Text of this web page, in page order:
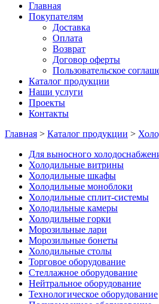
Главная
Покупателям
Доставка
Оплата
Возврат
Договор оферты
Пользовательское
Каталог продукции
Наши услуги
Проекты
Контакты
Главная > Каталог продукции >
Для выносного
Холодильные витрины
Холодильные шкафы
Холодильные моноблоки
Холодильные сплит-системы
Холодильные камеры
Холодильные горки
Морозильные лари
Морозильные бонеты
Холодильные столы
Торговое оборудование
Стеллажное оборудование
Нейтральное оборудование
Технологическое оборудование